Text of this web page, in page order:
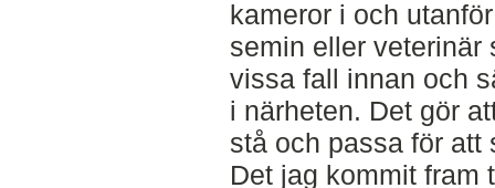
kameror i och
semin eller veterinär
vissa fall innan och
i närheten. Det gör
stå och passa för att
Det jag kommit fram